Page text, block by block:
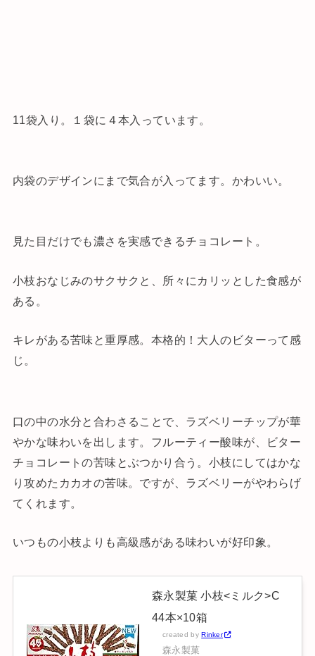
11袋入り。１袋に４本入っています。
内袋のデザインにまで気合が入ってます。かわいい。
見た目だけでも濃さを実感できるチョコレート。
小枝おなじみのサクサクと、所々にカリッとした食感が
ある。
キレがある苦味と重厚感。本格的！大人のビターって感
じ。
口の中の水分と合わさることで、ラズベリーチップが華
やかな味わいを出します。フルーティー酸味が、ビター
チョコレートの苦味とぶつかり合う。小枝にしてはかな
り攻めたカカオの苦味。ですが、ラズベリーがやわらげ
てくれます。
いつもの小枝よりも高級感がある味わいが好印象。
森永製菓 小枝<ミルク>C
44本×10箱
created byRinker
森永製菓